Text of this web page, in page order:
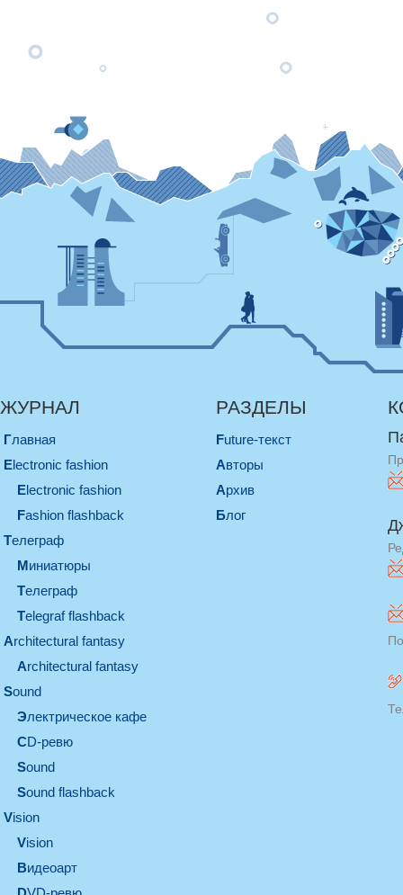
ЖУРНАЛ
Главная
electronic fashion
electronic fashion
Fashion flashback
телеграф
миниатюры
телеграф
Telegraf flashback
architectural fantasy
architectural fantasy
sound
электрическое кафе
CD-ревю
sound
Sound flashback
vision
vision
видеоарт
РАЗДЕЛЫ
Future-текст
Авторы
Архив
Блог